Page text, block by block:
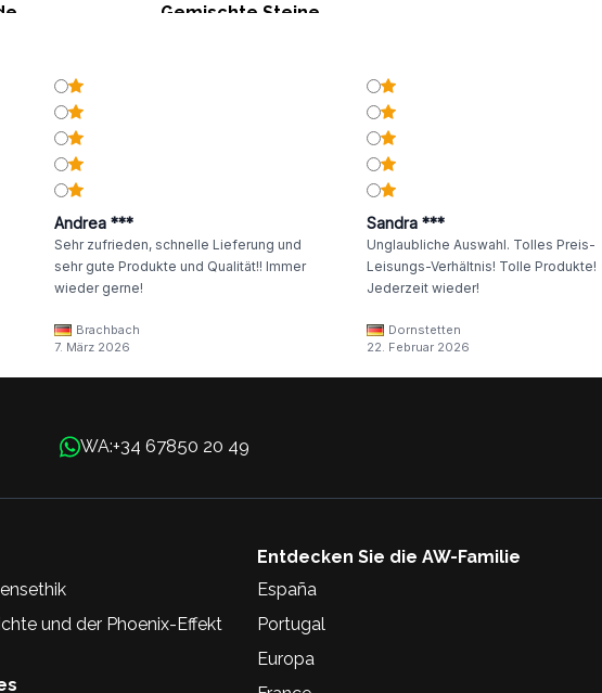
Gemischte Steine
Andrea ***
Sehr zufrieden, schnelle Lieferung und
sehr gute Produkte und Qualität!! Immer
wieder gerne!
Brachbach
7. März 2026
Sandra ***
Unglaubliche Auswahl. Tolles Preis-
Leisungs-Verhältnis! Tolle Produkte!
Jederzeit wieder!
Dornstetten
22. Februar 2026
WA:+34 67850 20 49
und der Phoenix-Effekt
Entdecken Sie die AW-Familie
España
Portugal
Europa